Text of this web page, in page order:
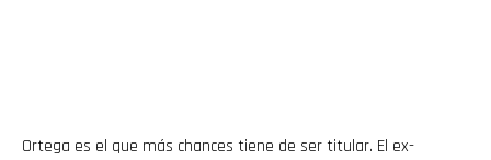
Ortega es el que más chances tiene de ser titular. El ex-